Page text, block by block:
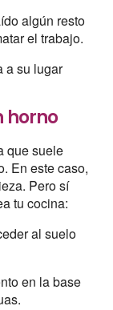
algún resto
el trabajo.
a su lugar
horno
que suele
En este caso,
Pero sí
tu cocina:
al suelo
en la base